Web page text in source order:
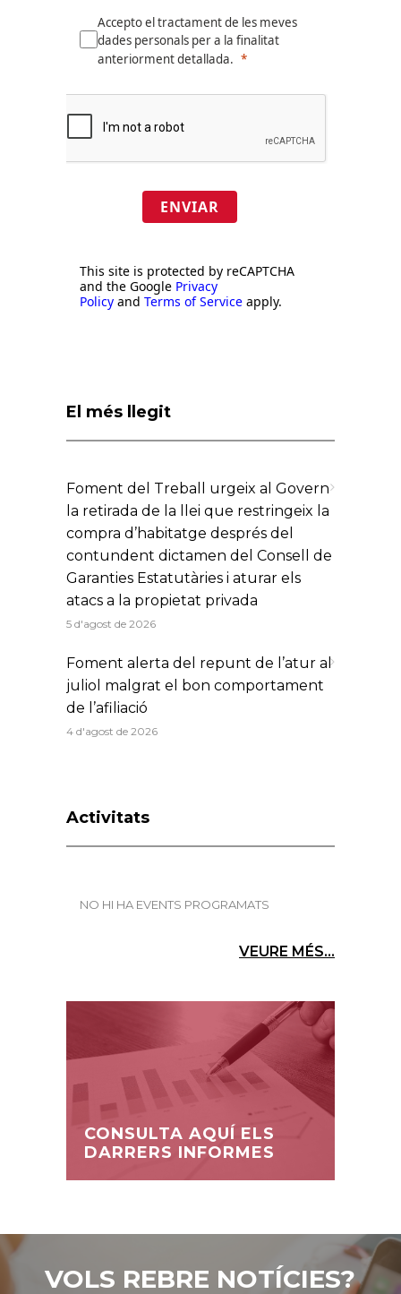
Accepto el tractament de les meves
dades personals per a la finalitat
anteriorment detallada.
ENVIAR
This site is protected by reCAPTCHA
and the Google Privacy
Policy and Terms of Service apply.
El més llegit
Foment del Treball urgeix al Govern
la retirada de la llei que restringeix la
compra d’habitatge després del
contundent dictamen del Consell de
Garanties Estatutàries i aturar els
atacs a la propietat privada
5 d'agost de 2026
Foment alerta del repunt de l’atur al
juliol malgrat el bon comportament
de l’afiliació
4 d'agost de 2026
Activitats
NO HI HA EVENTS PROGRAMATS
VEURE MÉS...
CONSULTA AQUÍ ELS
DARRERS INFORMES
VOLS REBRE NOTÍCIES?